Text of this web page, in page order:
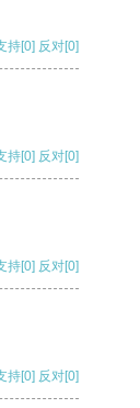
持[0] 反对[0]
持[0] 反对[0]
持[0] 反对[0]
持[0] 反对[0]